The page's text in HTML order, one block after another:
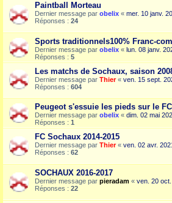
Paintball Morteau
Dernier message par obelix « mer. 10 janv.
Réponses : 24
Sports traditionnels100% Franc-
Dernier message par obelix « lun. 08 janv.
Réponses : 5
Les matchs de Sochaux, saison
Dernier message par Thier« ven. 15 sept.
Réponses : 604
Peugeot s'essuie les pieds sur le
Dernier message par obelix « dim. 02 mai
Réponses : 1
FC Sochaux 2014-2015
Dernier message par Thier« ven. 02 avr.
Réponses : 62
SOCHAUX 2016-2017
Dernier message par pieradam « ven. 20
Réponses : 22